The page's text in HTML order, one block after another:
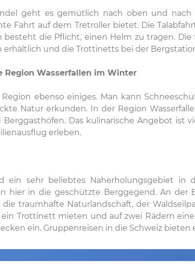
geht es gemütlich nach oben und
Fahrt auf dem Tretroller bietet. Die
besteht die Pflicht, einen Helm zu tragen.
erhältlich und die Trottinetts bei der
Region Wasserfallen im Winter
ebenso einiges. Man kann
Natur erkunden. In der Region
Das kulinarische Angebot ist
erleben.
ein sehr beliebtes Naherholungsgebiet in
hier in die geschützte Berggegend. An der
traumhafte Naturlandschaft, der
Trottinett mieten und auf zwei Rädern
ein. Gruppenreisen in die Schweiz bieten